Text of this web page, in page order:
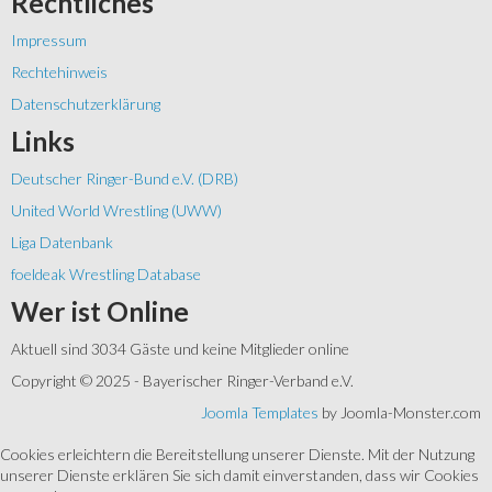
Impressum
Rechtehinweis
Datenschutzerklärung
Links
Deutscher Ringer-Bund e.V. (DRB)
United World Wrestling (UWW)
Liga Datenbank
foeldeak Wrestling Database
Wer ist Online
Aktuell sind 3034 Gäste und keine Mitglieder online
Copyright © 2025 - Bayerischer Ringer-Verband e.V.
Joomla Templates by Joomla-Monster.com
Cookies erleichtern die Bereitstellung unserer Dienste. Mit der Nutzung
unserer Dienste erklären Sie sich damit einverstanden, dass wir Cookies